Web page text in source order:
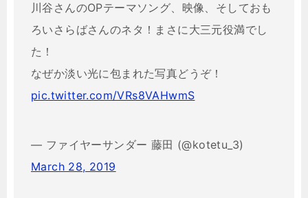
川谷さんのOPテーマソング、映像、そしておも
ろいさらばさんのネタ！まさに大三元役満でし
た！
なぜか淡い光に包まれた写真どうぞ！
pic.twitter.com/VRs8VAHwmS
— ファイヤーサンダー 藤田 (@kotetu_3)
March 28, 2019